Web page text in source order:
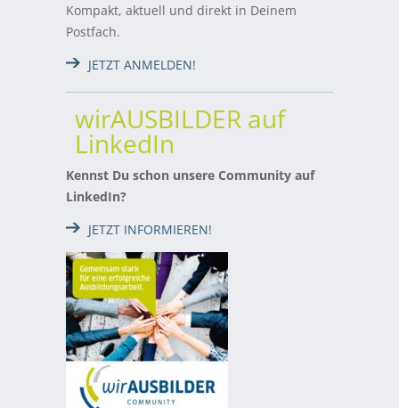
Kompakt, aktuell und direkt in Deinem
Postfach.
JETZT ANMELDEN!
wirAUSBILDER auf
LinkedIn
Kennst Du schon unsere Community auf
LinkedIn?
JETZT INFORMIEREN!